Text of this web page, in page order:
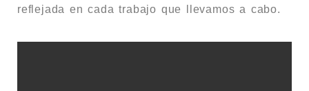
reflejada en cada trabajo que llevamos a cabo.